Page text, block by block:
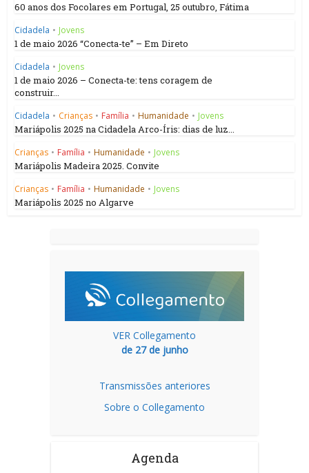
60 anos dos Focolares em Portugal, 25 outubro, Fátima
Cidadela • Jovens
1 de maio 2026 “Conecta-te” – Em Direto
Cidadela • Jovens
1 de maio 2026 – Conecta-te: tens coragem de
construir...
Cidadela • Crianças • Família • Humanidade • Jovens
Mariápolis 2025 na Cidadela Arco-Íris: dias de luz...
Crianças • Família • Humanidade • Jovens
Mariápolis Madeira 2025. Convite
Crianças • Família • Humanidade • Jovens
Mariápolis 2025 no Algarve
VER Collegamento
de 27 de junho
Transmissões anteriores
Sobre o Collegamento
Agenda